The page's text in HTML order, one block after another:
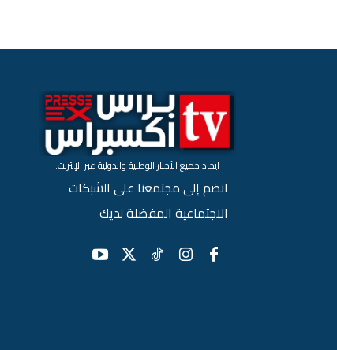
ايجاد جميع الأخبار الوطنية والدولية عبر الإنترنت.
انضم إلى مجتمعنا على الشبكات
الاجتماعية المفضلة لديك